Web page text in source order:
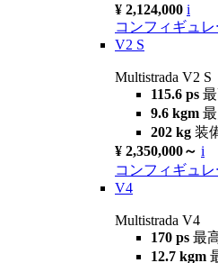
¥ 2,124,000 i
コンフィギュ
V2 S
Multistrada V2 S
115.6 ps
9.6 kgm
202 kg 装
¥ 2,350,000～ i
コンフィギュ
V4
Multistrada V4
170 ps 最
12.7 kgm